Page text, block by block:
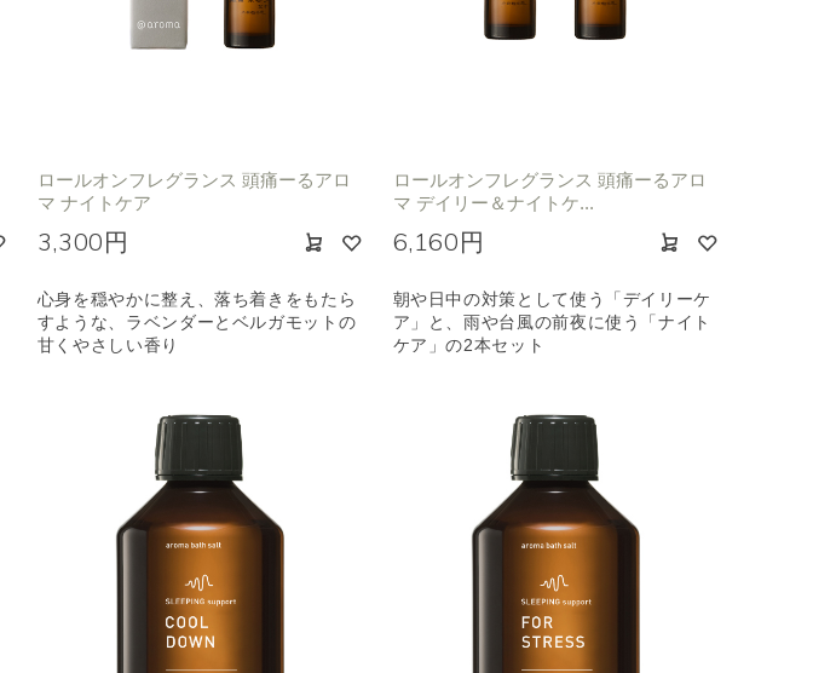
ロールオンフレグランス 頭痛ーるアロ
マ ナイトケア
3,300円
心身を穏やかに整え、落ち着きをもたら
すような、ラベンダーとベルガモットの
甘くやさしい香り
ロールオンフレグランス 頭痛ーるアロ
マ デイリー＆ナイトケ...
6,160円
朝や日中の対策として使う「デイリーケ
ア」と、雨や台風の前夜に使う「ナイト
ケア」の2本セット